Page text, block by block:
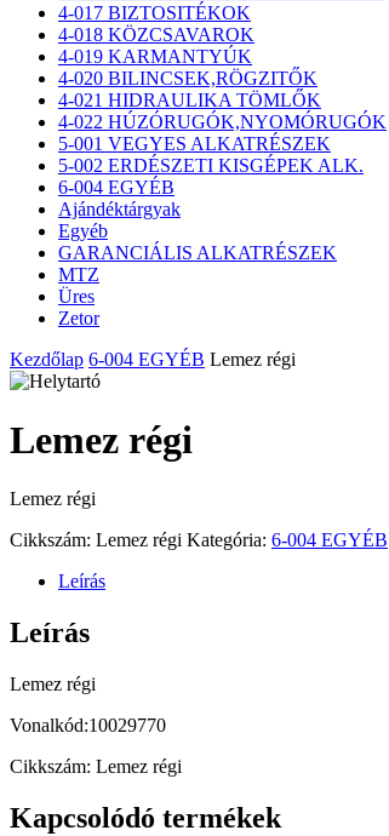
4-017 BIZTOSITÉKOK
4-018 KÖZCSAVAROK
4-019 KARMANTYÚK
4-020 BILINCSEK,RÖGZITŐK
4-021 HIDRAULIKA TÖMLŐK
4-022 HÚZÓRUGÓK,NYOMÓRUGÓK
5-001 VEGYES ALKATRÉSZEK
5-002 ERDÉSZETI KISGÉPEK ALK.
6-004 EGYÉB
Ajándéktárgyak
Egyéb
GARANCIÁLIS ALKATRÉSZEK
MTZ
Üres
Zetor
Kezdőlap 6-004 EGYÉB Lemez régi
Lemez régi
Lemez régi
Cikkszám: Lemez régi Kategória: 6-004 EGYÉB
Leírás
Leírás
Lemez régi
Vonalkód:10029770
Cikkszám: Lemez régi
Kapcsolódó termékek